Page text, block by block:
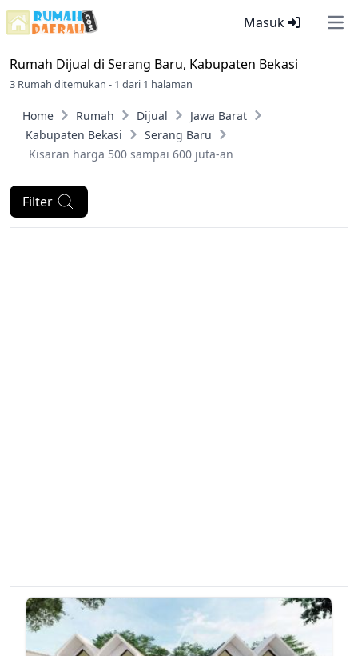
Masuk
Rumah Dijual di Serang Baru, Kabupaten Bekasi
3 Rumah ditemukan - 1 dari 1 halaman
Home Rumah Dijual
Jawa Barat
Kabupaten Bekasi
Serang Baru
Kisaran harga 500 sampai 600 juta-an
Filter